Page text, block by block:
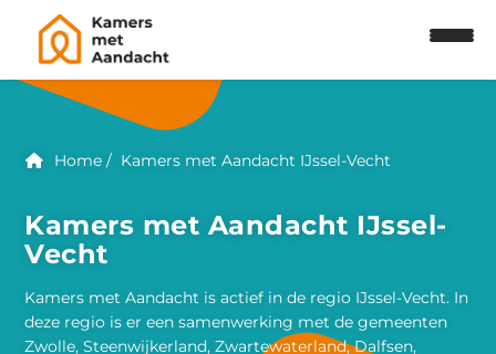
Home Kamers met Aandacht IJssel-Vecht
Kamers met Aandacht IJssel-
Vecht
Kamers met Aandacht is actief in de regio IJssel-Vecht. In
deze regio is er een samenwerking met de gemeenten
Zwolle, Steenwijkerland, Zwartewaterland, Dalfsen,